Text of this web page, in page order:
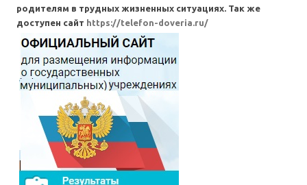
родителям в трудных жизненных ситуациях. Так же
доступен сайт https://telefon-doveria.ru/